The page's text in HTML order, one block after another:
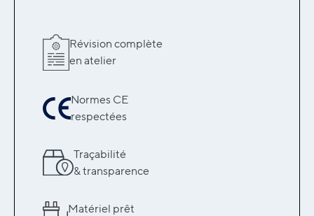
Révision complète
en atelier
Normes CE
respectées
Traçabilité
& transparence
Matériel prêt